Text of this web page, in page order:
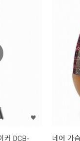
커 DCB-
네어 가